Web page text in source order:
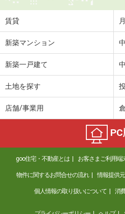
専有面積
新潟県上越市下源入
5.50万円
新潟県長岡市沖田３
6.70万円
住 所
新潟県長
専有面積 25.06m²
間取り
1K
新潟県長岡市古正寺２
賃貸
新築マンション
新築一戸建て
土地を探す
店舗/事業用
goo住宅・不動産とは お客さまご利用端
物件に関するお問合せの流れ 情報提供元
個人情報の取り扱いについて 消